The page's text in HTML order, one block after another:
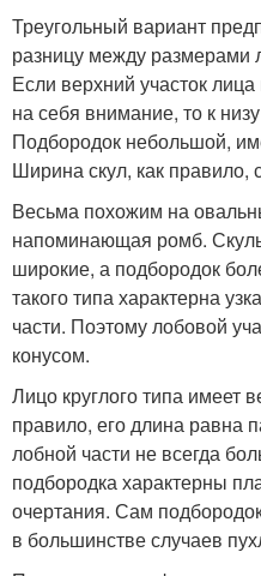
Треугольный вариант
разницу между размерами
Если верхний участок
на себя внимание, то к
Подбородок небольшой,
Ширина скул, как правило,
Весьма похожим на
напоминающая ромб.
широкие, а подбородок
такого типа характерна
части. Поэтому лобовой
конусом.
Лицо круглого типа имеет
правило, его длина
лобной части не всегда
подбородка характерны
очертания. Сам
в большинстве случаев